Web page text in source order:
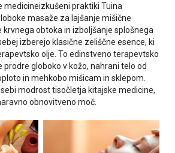
medicineizkušeni praktiki Tuina
masaže za lajšanje mišične
obtoka in izboljšanje splošnega
izberejo klasične zeliščne esence, ki
olje. To edinstveno terapevtsko
prodre globoko v kožo, nahrani telo od
in mehkobo mišicam in sklepom.
modrost tisočletja kitajske medicine,
obnovitveno moč.